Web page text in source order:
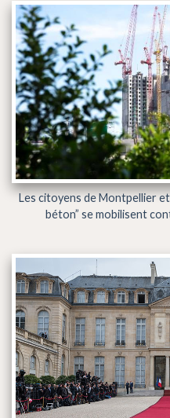
Les citoyens de Montpellier et
béton” se mobilisent